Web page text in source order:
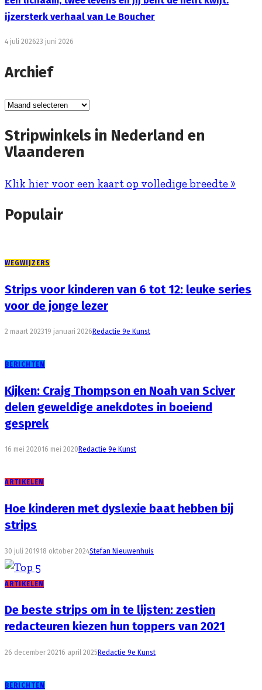
ijzersterk verhaal van Le Boucher
4 juli 202623 juni 2026
Archief
Archief
Stripwinkels in Nederland en
Vlaanderen
Klik hier voor een kaart op volledige breedte »
Populair
WEGWIJZERS
Strips voor kinderen van 6 tot 12: leuke series
voor de jonge lezer
2 maart 202319 januari 2026 Redactie 9e Kunst
BERICHTEN
Kijken: Craig Thompson en Noah van Sciver
delen geweldige anekdotes in boeiend
gesprek
16 mei 202016 mei 2020 Redactie 9e Kunst
ARTIKELEN
Hoe kinderen met dyslexie baat hebben bij
strips
30 juli 201918 oktober 2024Stefan Nieuwenhuis
ARTIKELEN
De beste strips om in te lijsten: zestien
redacteuren kiezen hun toppers van 2021
26 december 20216 april 2025Redactie 9e Kunst
BERICHTEN